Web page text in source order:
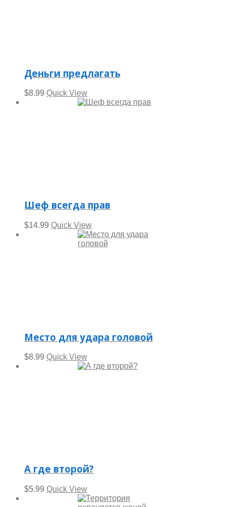
Деньги предлагать
$8.99 Quick View
Шеф всегда прав
$14.99 Quick View
Место для удара головой
$8.99 Quick View
А где второй?
$5.99 Quick View